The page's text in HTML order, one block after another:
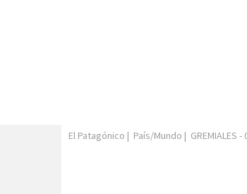
El Patagónico | País/Mundo | GREMIALES -